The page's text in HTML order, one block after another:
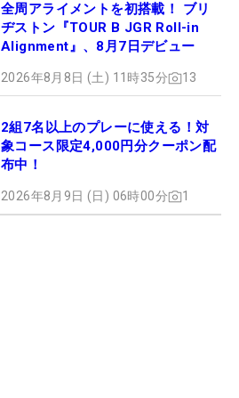
全周アライメントを初搭載！ ブリ
ヂストン『TOUR B JGR Roll-in
Alignment』、8月7日デビュー
2026年8月8日 (土) 11時35分 13
2組7名以上のプレーに使える！対
象コース限定4,000円分クーポン配
布中！
2026年8月9日 (日) 06時00分 1